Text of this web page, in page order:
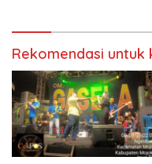
Rekomendasi untuk